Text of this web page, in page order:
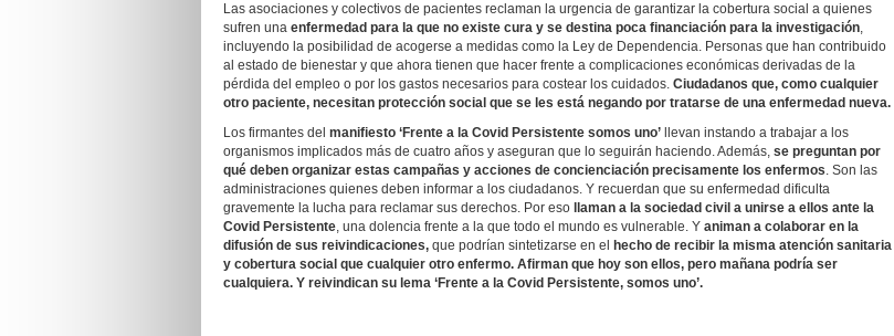
Las asociaciones y colectivos de pacientes reclaman la urgencia de garantizar la cobertura social a quienes
sufren una enfermedad para la que no existe cura y se destina poca financiación para la investigación,
incluyendo la posibilidad de acogerse a medidas como la Ley de Dependencia. Personas que han contribuido
al estado de bienestar y que ahora tienen que hacer frente a complicaciones económicas derivadas de la
pérdida del empleo o por los gastos necesarios para costear los cuidados. Ciudadanos que, como cualquier
otro paciente, necesitan protección social que se les está negando por tratarse de una enfermedad nueva.
Los firmantes del manifiesto ‘Frente a la Covid Persistente somos uno’ llevan instando a trabajar a los
organismos implicados más de cuatro años y aseguran que lo seguirán haciendo. Además, se preguntan por
qué deben organizar estas campañas y acciones de concienciación precisamente los enfermos. Son las
administraciones quienes deben informar a los ciudadanos. Y recuerdan que su enfermedad dificulta
gravemente la lucha para reclamar sus derechos. Por eso
llaman a la sociedad civil a unirse a ellos ante la
Covid Persistente, una dolencia frente a la que todo el mundo es vulnerable. Y animan a colaborar en la
difusión de sus reivindicaciones, que podrían sintetizarse en el
hecho de recibir la misma atención sanitaria
y cobertura social que cualquier otro enfermo. Afirman que hoy son ellos, pero mañana podría ser
cualquiera. Y reivindican su lema ‘Frente a la Covid Persistente, somos uno’.